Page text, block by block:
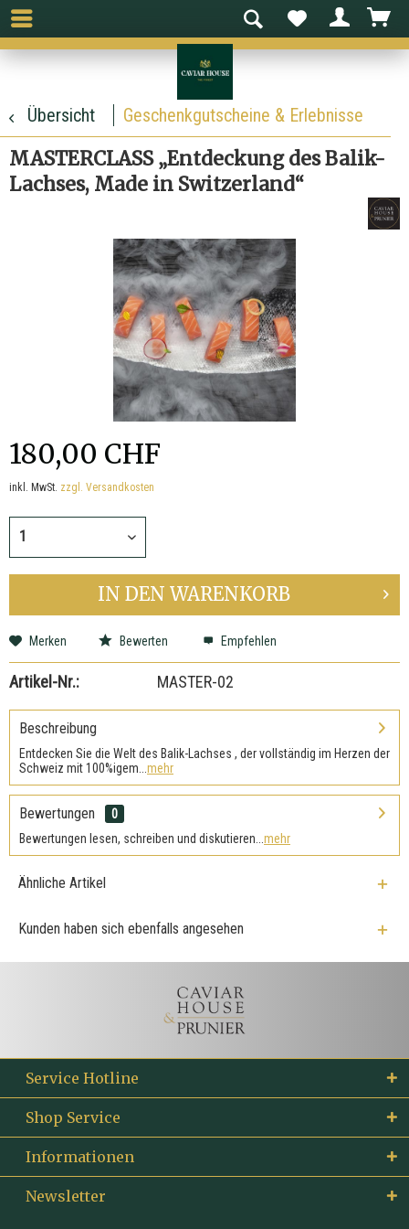
Übersicht Geschenkgutscheine & Erlebnisse
MASTERCLASS „Entdeckung des Balik-
Lachses, Made in Switzerland“
180,00 CHF
inkl. MwSt. zzgl. Versandkosten
IN DEN WARENKORB
Merken Bewerten Empfehlen
Artikel-Nr.: MASTER-02
Beschreibung
Entdecken Sie die Welt des Balik-Lachses , der vollständig im Herzen der
Schweiz mit 100%igem... mehr
Bewertungen
0
Bewertungen lesen, schreiben und diskutieren... mehr
Ähnliche Artikel
Kunden haben sich ebenfalls angesehen
Service Hotline
Shop Service
Informationen
Newsletter